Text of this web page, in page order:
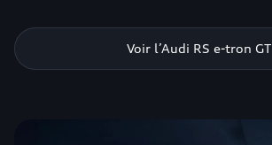
Voir l’Audi RS e-tron GT